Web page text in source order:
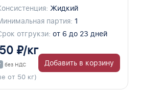
Жидкий
партия: 1
отгрукзи: от 6 до 23 дней
₽/кг
без НДС
от 50 кг)
Добавить в корзину